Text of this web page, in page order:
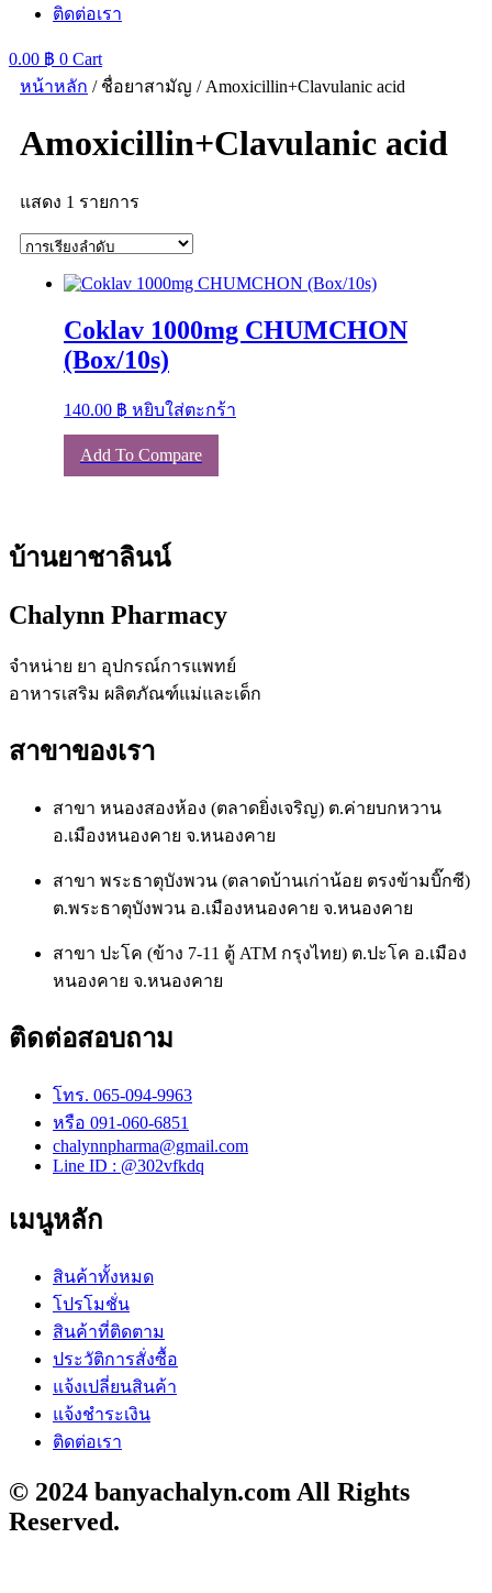
ติดต่อเรา
0.00 ฿ 0 Cart
หน้าหลัก / ชื่อยาสามัญ / Amoxicillin+Clavulanic acid
Amoxicillin+Clavulanic acid
แสดง 1 รายการ
Coklav 1000mg CHUMCHON
(Box/10s)
140.00 ฿ หยิบใส่ตะกร้า
Add To Compare
บ้านยาชาลินน์
Chalynn Pharmacy
จำหน่าย ยา อุปกรณ์การแพทย์
อาหารเสริม ผลิตภัณฑ์แม่และเด็ก
สาขาของเรา
สาขา หนองสองห้อง (ตลาดยิ่งเจริญ) ต.ค่ายบกหวาน
อ.เมืองหนองคาย จ.หนองคาย
สาขา พระธาตุบังพวน (ตลาดบ้านเก่าน้อย ตรงข้ามบิ๊กซี)
ต.พระธาตุบังพวน อ.เมืองหนองคาย จ.หนองคาย
สาขา ปะโค (ข้าง 7-11 ตู้ ATM กรุงไทย) ต.ปะโค อ.เมือง
หนองคาย จ.หนองคาย
ติดต่อสอบถาม
โทร. 065-094-9963
หรือ 091-060-6851
chalynnpharma@gmail.com
Line ID : @302vfkdq
เมนูหลัก
สินค้าทั้งหมด
โปรโมชั่น
สินค้าที่ติดตาม
ประวัติการสั่งซื้อ
แจ้งเปลี่ยนสินค้า
แจ้งชำระเงิน
ติดต่อเรา
© 2024 banyachalyn.com All Rights
Reserved.